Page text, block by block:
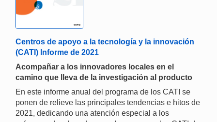
Centros de apoyo a la tecnología y la innovación
(CATI) Informe de 2021
Acompañar a los innovadores locales en el
camino que lleva de la investigación al producto
En este informe anual del programa de los CATI se
ponen de relieve las principales tendencias e hitos de
2021, dedicando una atención especial a los